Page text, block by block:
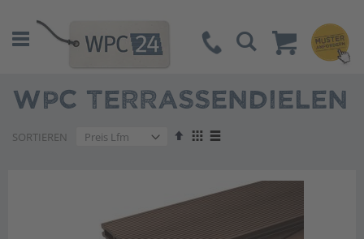
Suche
WPC TERRASSENDIELEN
SORTIEREN
AbsteigendAnzeigen